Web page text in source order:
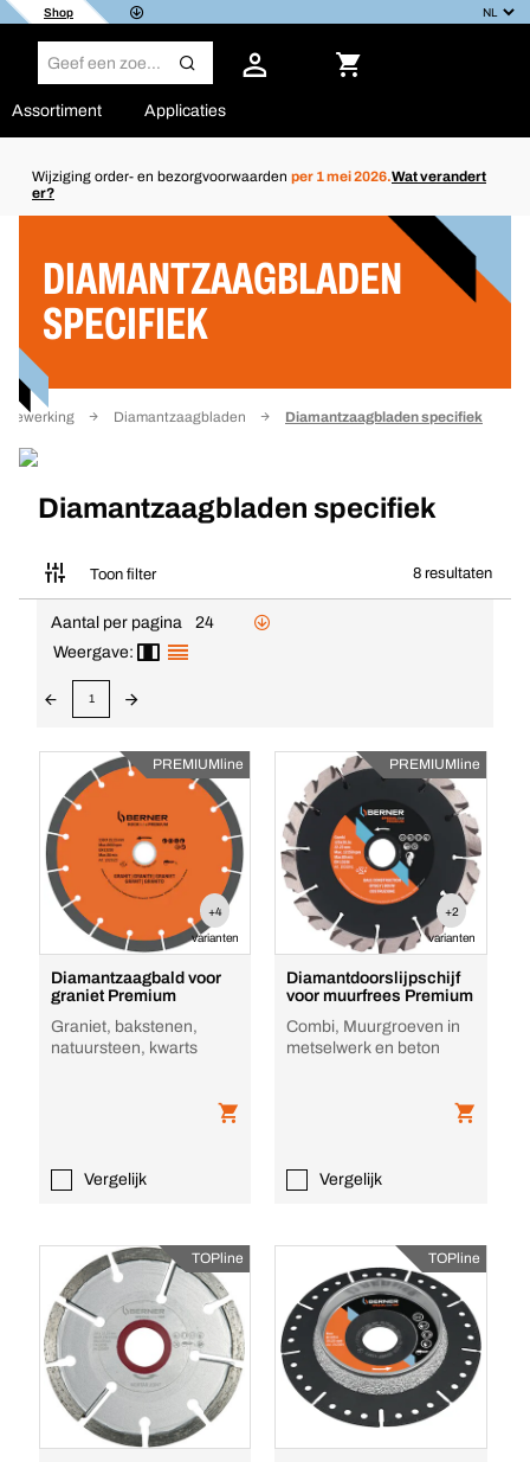
Shop
Assortiment Applicaties
Wijziging order- en bezorgvoorwaarden per 1 mei 2026.Wat verandert
er?
DIAMANTZAAGBLADEN
SPECIFIEK
Diamantzaagbladen Diamantzaagbladen specifiek
Diamantzaagbladen specifiek
Toon filter 8 resultaten
Aantal per pagina
24
Weergave:
1
PREMIUMline
+4
varianten
Diamantzaagbald voor
graniet Premium
Graniet, bakstenen,
natuursteen, kwarts
Vergelijk
PREMIUMline
+2
varianten
Diamantdoorslijpschijf
voor muurfrees Premium
Combi, Muurgroeven in
metselwerk en beton
Vergelijk
TOPline TOPline